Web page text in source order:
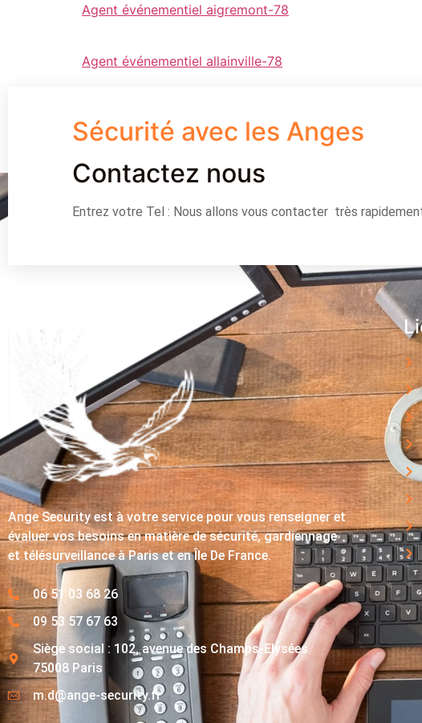
Agent événementiel aigremont-78
Agent événementiel allainville-78
Sécurité avec les Anges
Contactez nous
Entrez votre Tel : Nous allons vous contacter très
Ange Security est à votre service pour vous renseigner et
évaluer vos besoins en matière de sécurité, gardiennage
et télésurveillance à Paris et en Île De France.
06 51 03 68 26
09 53 57 67 63
Siège social : 102, avenue des Champs-Elysées
75008 Paris
m.d@ange-security.fr